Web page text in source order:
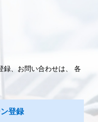
録、お問い合わせは、 各
登録